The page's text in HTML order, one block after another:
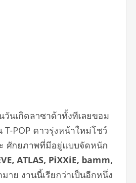
วันเกิดลาซาด้าทั้งทีเลยขอม
T-POP ดาวรุ่งหน้าใหม่โชว์
ศักยภาพที่มีอยู่แบบจัดหนัก
ATLAS, PiXXiE, bamm,
าย งานนี้เรียกว่าเป็นอีกหนึ่ง